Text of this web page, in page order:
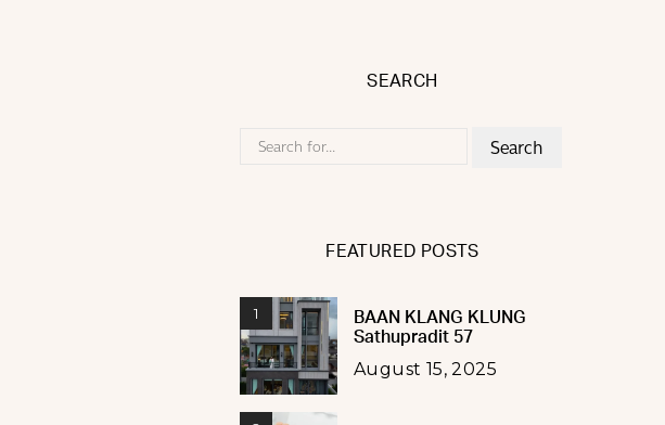
SEARCH
Search
FEATURED POSTS
1
BAAN KLANG KLUNG
Sathupradit 57
August 15, 2025